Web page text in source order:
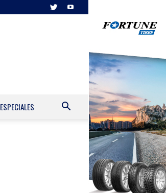
ESPECIALES